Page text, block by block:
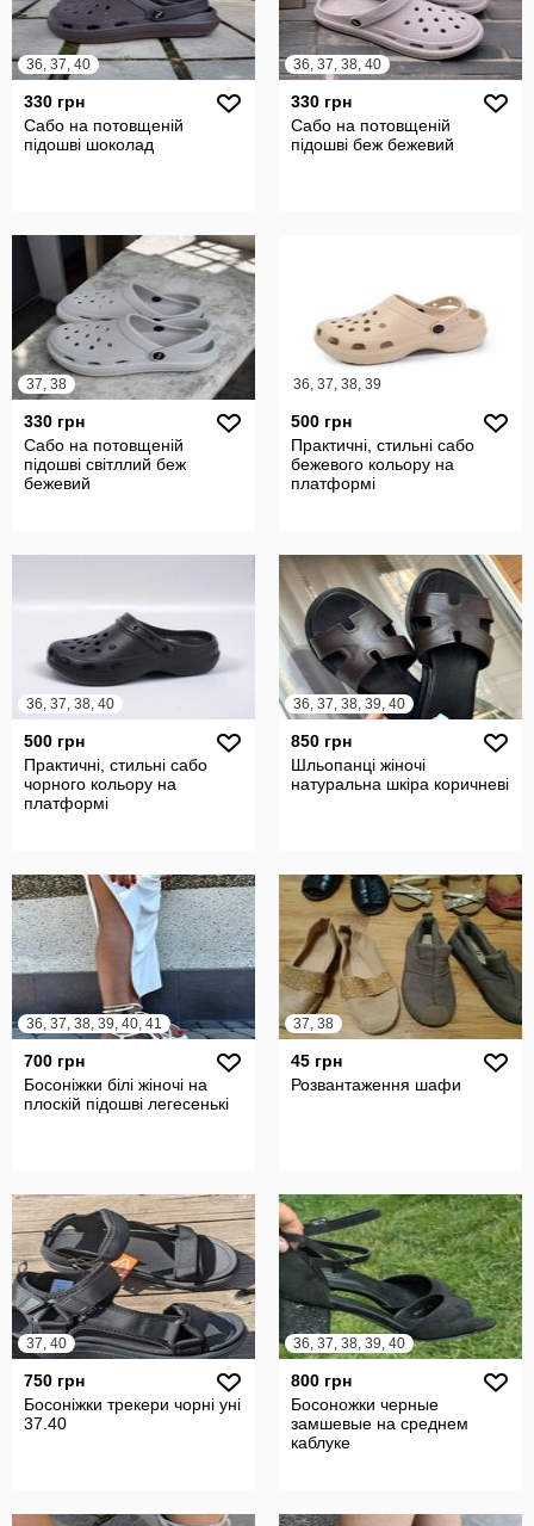
36, 37, 40
330 грн
Сабо на потовщеній
підошві шоколад
36, 37, 38, 40
330 грн
Сабо на потовщеній
підошві беж бежевий
37, 38
330 грн
Сабо на потовщеній
підошві світллий беж
бежевий
36, 37, 38, 39
500 грн
Практичні, стильні сабо
бежевого кольору на
платформі
36, 37, 38, 40
500 грн
Практичні, стильні сабо
чорного кольору на
платформі
36, 37, 38, 39, 40
850 грн
Шльопанці жіночі
натуральна шкіра коричневі
36, 37, 38, 39, 40, 41
700 грн
Босоніжки білі жіночі на
плоскій підошві легесенькі
37, 38
45 грн
Розвантаження шафи
37, 40
750 грн
Босоніжки трекери чорні уні
37.40
36, 37, 38, 39, 40
800 грн
Босоножки черные
замшевые на среднем
каблуке